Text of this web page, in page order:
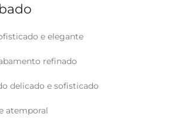
e elegante
refinado
delicado e sofisticado
atemporal